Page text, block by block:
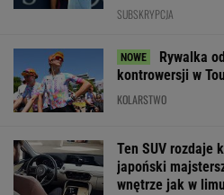
SUBSKRYPCJA
Rywalka
kontrowersji w
KOLARSTWO
Ten SUV rozdaje
japoński
wnętrze jak w